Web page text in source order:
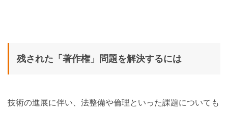
残された「著作権」問題を解決するには
技術の進展に伴い、法整備や倫理といった課題についても